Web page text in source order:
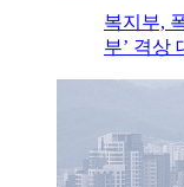
복지부,
부’ 격상